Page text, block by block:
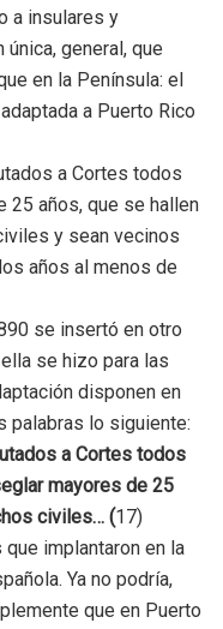
a insulares y
general, que
en la Península: el
a Puerto Rico
a Cortes todos
25 años, que se hallen
y sean vecinos
años al menos de
se insertó en otro
se hizo para las
disponen en
palabras lo siguiente:
a Cortes todos
mayores de 25
civiles… (17)
implantaron en la
Ya no podría,
que en Puerto